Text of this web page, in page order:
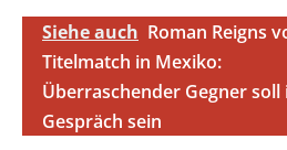
Siehe auch Roman Reigns
Titelmatch in Mexiko:
Überraschender Gegner soll
Gespräch sein